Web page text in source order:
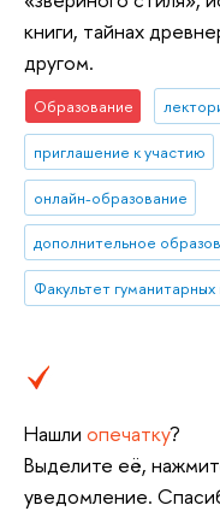
книги, тайнах
другом.
Образование
приглашение к участию
онлайн-образование
дополнительное
Факультет гуманитарных
Нашли опечатку?
Выделите её,
уведомление.